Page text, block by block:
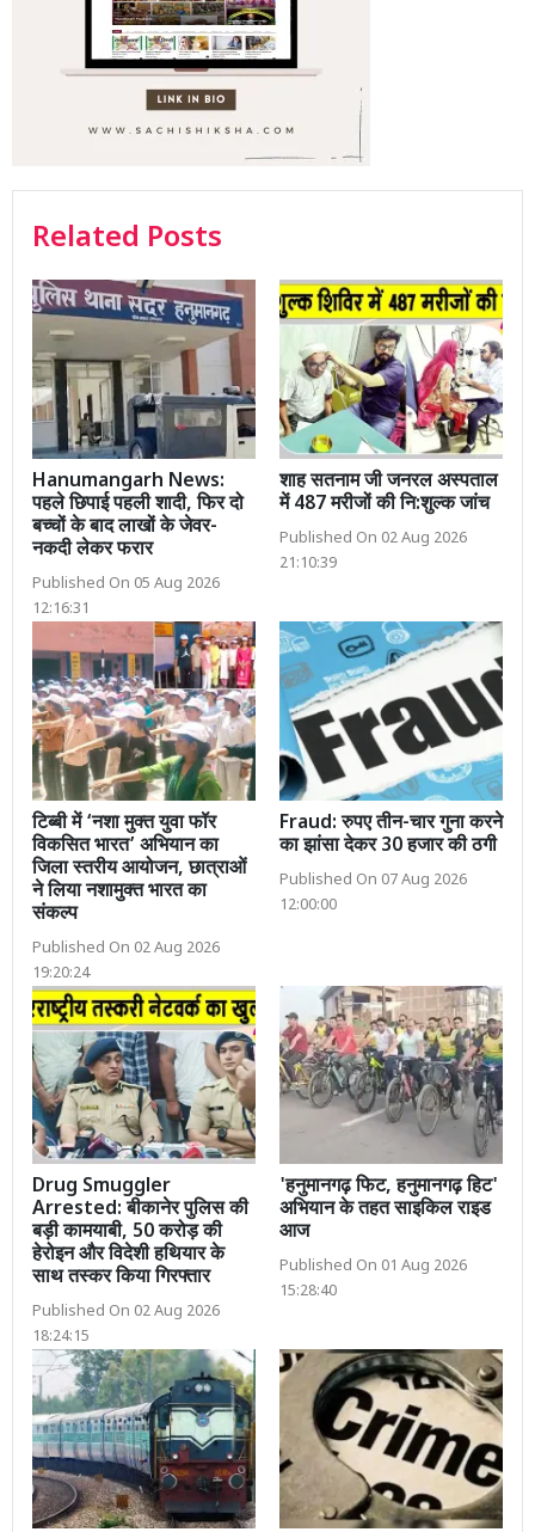
Related Posts
Hanumangarh News:
पहले छिपाई पहली शादी, फिर दो
बच्चों के बाद लाखों के जेवर-
नकदी लेकर फरार
Published On 05 Aug 2026
12:16:31
शाह सतनाम जी जनरल अस्पताल
में 487 मरीजों की नि:शुल्क जांच
Published On 02 Aug 2026
21:10:39
टिब्बी में ‘नशा मुक्त युवा फॉर
विकसित भारत’ अभियान का
जिला स्तरीय आयोजन, छात्राओं
ने लिया नशामुक्त भारत का
संकल्प
Published On 02 Aug 2026
19:20:24
Fraud: रुपए तीन-चार गुना करने
का झांसा देकर 30 हजार की ठगी
Published On 07 Aug 2026
12:00:00
Drug Smuggler
Arrested: बीकानेर पुलिस की
बड़ी कामयाबी, 50 करोड़ की
हेरोइन और विदेशी हथियार के
साथ तस्कर किया गिरफ्तार
Published On 02 Aug 2026
18:24:15
'हनुमानगढ़ फिट, हनुमानगढ़ हिट'
अभियान के तहत साइकिल राइड
आज
Published On 01 Aug 2026
15:28:40